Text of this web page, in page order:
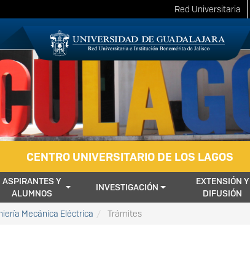
Red Universitaria
CENTRO UNIVERSITARIO DE LOS LAGOS
ASPIRANTES Y
ALUMNOS
INVESTIGACIÓN
EXTENSIÓN Y
DIFUSIÓN
Mecánica Eléctrica Trámites